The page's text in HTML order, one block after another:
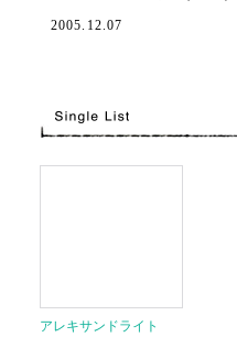
2005.12.07
アレキサンドライト